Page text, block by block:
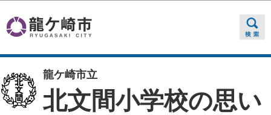
龍ケ崎市立
北文間小学校の思い